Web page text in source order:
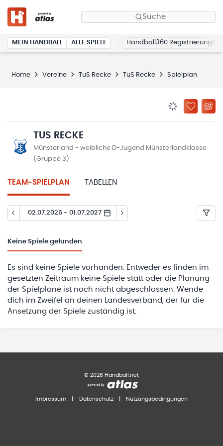
Suche
MEIN HANDBALL ALLE SPIELE Handball360 Registrierung
Home Vereine TuS Recke TuS Recke Spielplan
ZU
TUS RECKE
Münsterland - weibliche D-Jugend Münsterlandklasse
(Gruppe 3)
TEAM-SPIELPLAN TABELLEN
02.07.2026 - 01.07.2027
Keine Spiele gefunden
Es sind keine Spiele vorhanden. Entweder es finden im
gesetzten Zeitraum keine Spiele statt oder die Planung
der Spielpläne ist noch nicht abgeschlossen. Wende
dich im Zweifel an deinen Landesverband, der für die
Ansetzung der Spiele zuständig ist.
© 2026 Handball.net
Impressum Datenschutz Nutzungsbedingungen